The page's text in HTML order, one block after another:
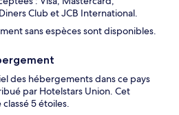
Club et JCB International.
sans espèces sont disponibles.
des hébergements dans ce pays
par Hotelstars Union. Cet
5 étoiles.